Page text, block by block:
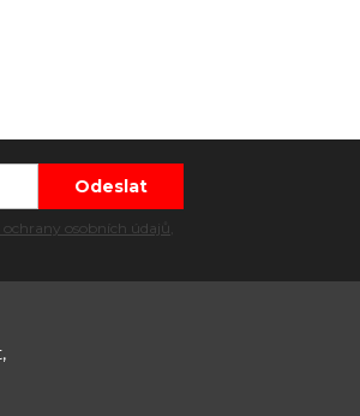
ochrany osobních údajů